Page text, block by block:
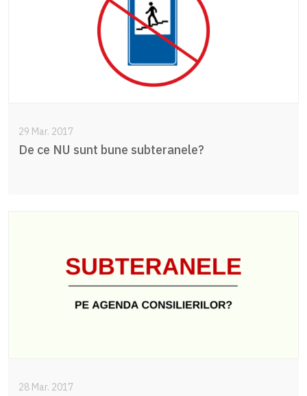
29 Mar. 2017
De ce NU sunt bune subteranele?
28 Mar. 2017